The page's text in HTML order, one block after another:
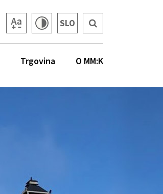
SLO
Trgovina O MM:K